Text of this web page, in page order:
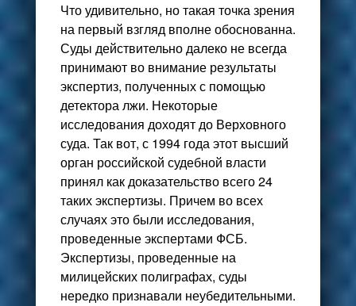
Что удивительно, но такая точка зрения
на первый взгляд вполне обоснованна.
Суды действительно далеко не всегда
принимают во внимание результаты
экспертиз, полученных с помощью
детектора лжи. Некоторые
исследования доходят до Верховного
суда. Так вот, с 1994 года этот высший
орган российской судебной власти
принял как доказательство всего 24
таких экспертизы. Причем во всех
случаях это были исследования,
проведенные экспертами ФСБ.
Экспертизы, проведенные на
милицейских полиграфах, суды
нередко признавали неубедительными.